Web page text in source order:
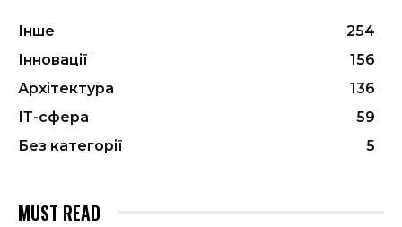
Інше
254
Інновації
156
Архітектура
136
ІТ-сфера
59
Без категорії
5
MUST READ